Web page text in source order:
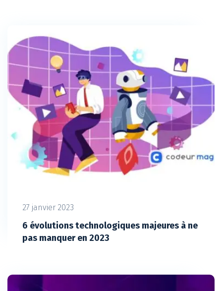
27 janvier 2023
6 évolutions technologiques majeures à ne
pas manquer en 2023